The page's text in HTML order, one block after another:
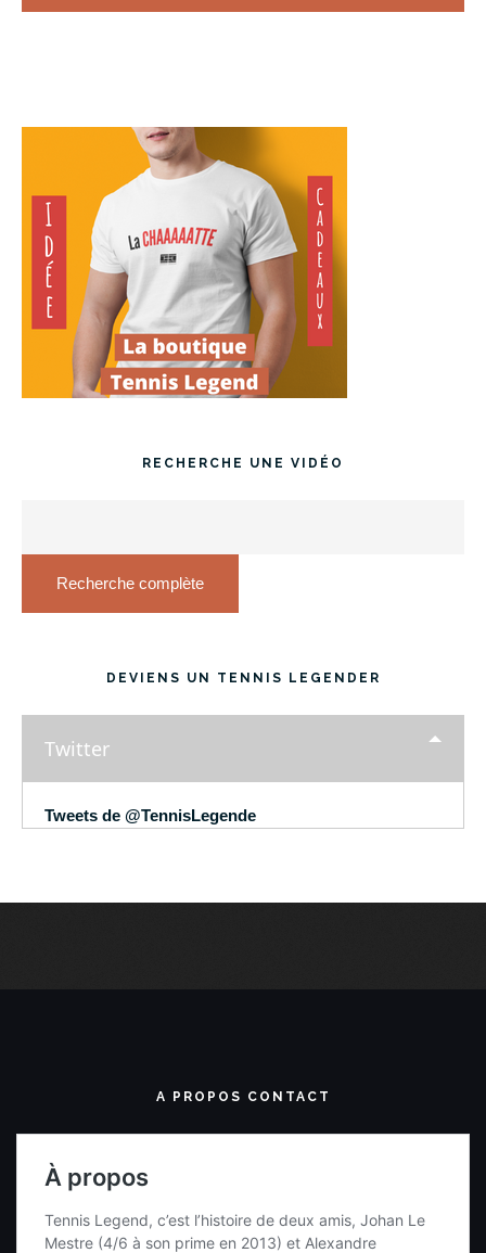
RECHERCHE UNE VIDÉO
Recherche complète
DEVIENS UN TENNIS LEGENDER
Twitter
Tweets de @TennisLegende
A PROPOS CONTACT